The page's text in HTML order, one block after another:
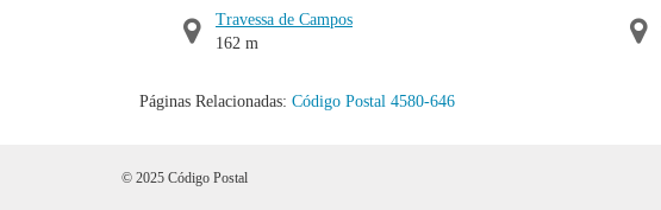
Travessa de Campos
162 m
Páginas Relacionadas: Código Postal 4580-646
© 2025 Código Postal